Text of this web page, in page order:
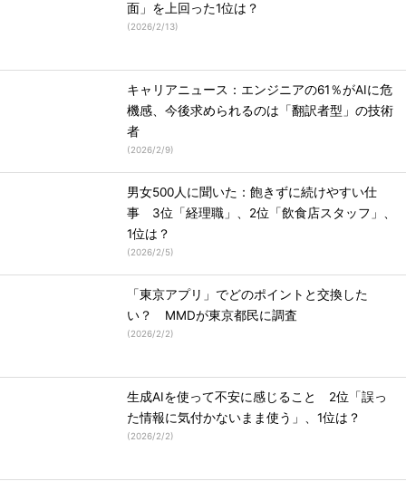
面」を上回った1位は？
(2026/2/13)
キャリアニュース：エンジニアの61％がAIに危
機感、今後求められるのは「翻訳者型」の技術
者
(2026/2/9)
男女500人に聞いた：飽きずに続けやすい仕
事 3位「経理職」、2位「飲食店スタッフ」、
1位は？
(2026/2/5)
「東京アプリ」でどのポイントと交換した
い？ MMDが東京都民に調査
(2026/2/2)
生成AIを使って不安に感じること 2位「誤っ
た情報に気付かないまま使う」、1位は？
(2026/2/2)